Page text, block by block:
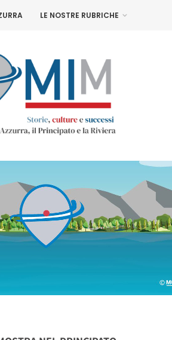
LE NOSTRE RUBRICHE